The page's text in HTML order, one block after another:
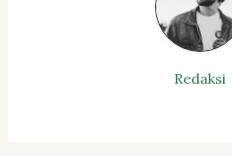
Redaksi